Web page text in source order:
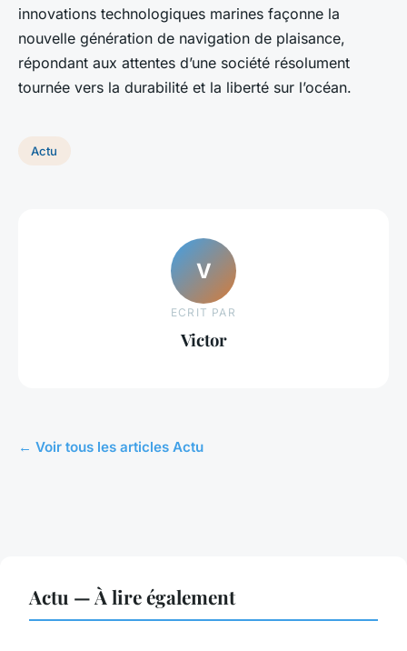
innovations technologiques marines façonne la
nouvelle génération de navigation de plaisance,
répondant aux attentes d’une société résolument
tournée vers la durabilité et la liberté sur l’océan.
Actu
V
ECRIT PAR
Victor
← Voir tous les articles Actu
Actu — À lire également